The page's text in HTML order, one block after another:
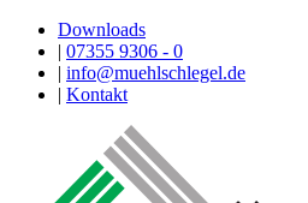
Downloads
| 07355 9306 - 0
| info@muehlschlegel.de
| Kontakt